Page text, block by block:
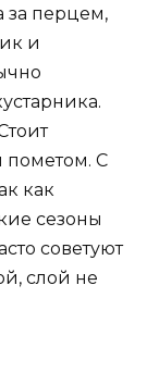
за перцем,
и
пометом. С
как
сезоны
советуют
слой не